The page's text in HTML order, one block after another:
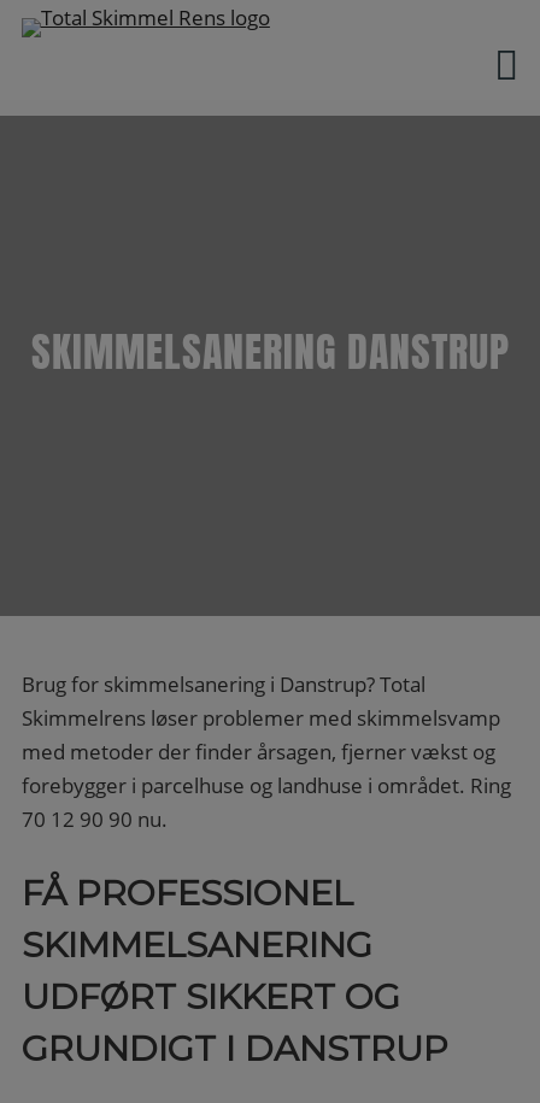
SKIMMELSANERING DANSTRUP
Brug for skimmelsanering i Danstrup? Total
Skimmelrens løser problemer med skimmelsvamp
med metoder der finder årsagen, fjerner vækst og
forebygger i parcelhuse og landhuse i området. Ring
70 12 90 90 nu.
FÅ PROFESSIONEL
SKIMMELSANERING
UDFØRT SIKKERT OG
GRUNDIGT I DANSTRUP